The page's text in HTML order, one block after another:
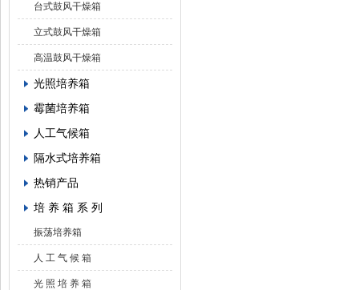
台式鼓风干燥箱
立式鼓风干燥箱
高温鼓风干燥箱
光照培养箱
霉菌培养箱
人工气候箱
隔水式培养箱
热销产品
培 养 箱 系 列
振荡培养箱
人 工 气 候 箱
光 照 培 养 箱